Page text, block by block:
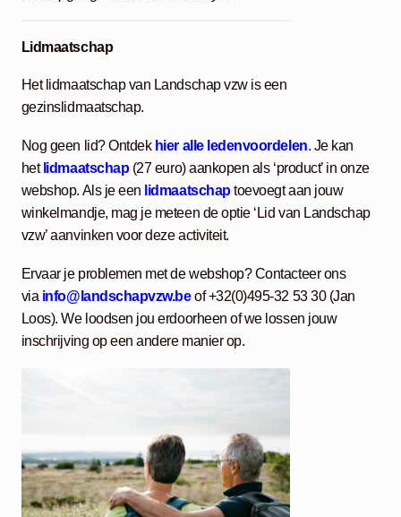
Lidmaatschap
Het lidmaatschap van Landschap vzw is een
gezinslidmaatschap.
Nog geen lid? Ontdek hier alle ledenvoordelen. Je kan
het lidmaatschap(27 euro) aankopen als ‘product’ in onze
webshop. Als je een lidmaatschaptoevoegt aan jouw
winkelmandje, mag je meteen de optie ‘Lid van Landschap
vzw’ aanvinken voor deze activiteit.
Ervaar je problemen met de webshop? Contacteer ons
via info@landschapvzw.be of +32(0)495-32 53 30 (Jan
Loos). We loodsen jou erdoorheen of we lossen jouw
inschrijving op een andere manier op.